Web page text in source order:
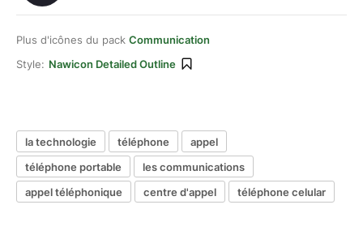
Plus d'icônes du pack Communication
Style: Nawicon Detailed Outline
la technologie téléphone
appel
téléphone portable
les communications
appel téléphonique
centre d'appel téléphone celular